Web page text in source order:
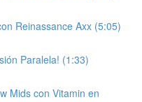
Reinassance Axx (5:05)
Paralela! (1:33)
Mids con Vitamin en